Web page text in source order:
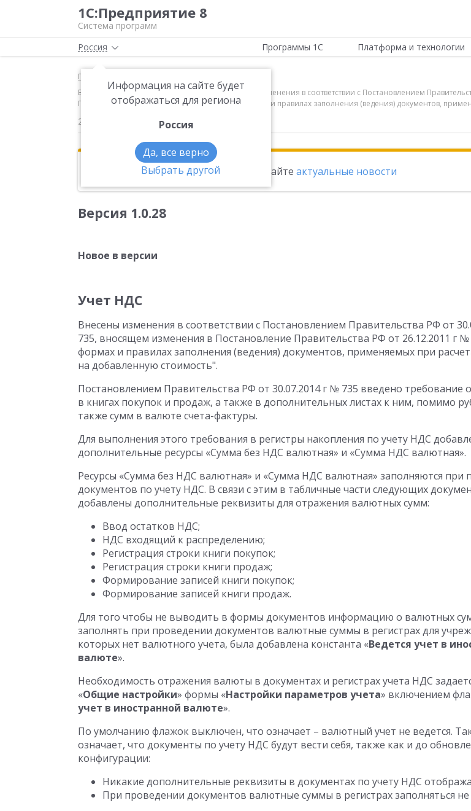
1С:Предприятие 8
Система программ
Россия
Информация на сайте будет
отображаться для региона
Россия
Да, все верно
Выбрать другой
Программы 1С Платформа и технологии
Главная
Версия 1.0.28 Новое в версии Учет НДС Внесены изменения в соответствии с Постановлением
Правительства РФ от 26.12.2011 г № 1137 "О формах и правилах заполнения (ведения) документов,
21.08.2014
Эта новость находится в архиве. Читайте актуальные новости
Версия 1.0.28
Новое в версии
Учет НДС
Внесены изменения в соответствии с Постановлением Правительства РФ от
735, вносящем изменения в Постановление Правительства РФ от 26.12.2011 г
формах и правилах заполнения (ведения) документов, применяемых при
на добавленную стоимость".
Постановлением Правительства РФ от 30.07.2014 г № 735 введено требование
в книгах покупок и продаж, а также в дополнительных листах к ним, помимо
также сумм в валюте счета-фактуры.
Для выполнения этого требования в регистры накопления по учету НДС
дополнительные ресурсы «Сумма без НДС валютная» и «Сумма НДС валютная».
Ресурсы «Сумма без НДС валютная» и «Сумма НДС валютная» заполняются при
документов по учету НДС. В связи с этим в табличные части следующих
добавлены дополнительные реквизиты для отражения валютных сумм:
Ввод остатков НДС;
НДС входящий к распределению;
Регистрация строки книги покупок;
Регистрация строки книги продаж;
Формирование записей книги покупок;
Формирование записей книги продаж.
Для того чтобы не выводить в формы документов информацию о валютных
заполнять при проведении документов валютные суммы в регистрах для
которых нет валютного учета, была добавлена константа «Ведется учет в
валюте».
Необходимость отражения валюты в документах и регистрах учета НДС
«Общие настройки» формы «Настройки параметров учета» включением
учет в иностранной валюте».
По умолчанию флажок выключен, что означает – валютный учет не ведется.
означает, что документы по учету НДС будут вести себя, также как и до
конфигурации:
Никакие дополнительные реквизиты в документах по учету НДС
При проведении документов валютные суммы в регистрах заполняться не